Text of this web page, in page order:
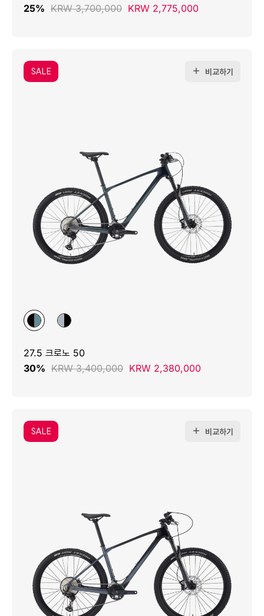
25% KRW 3,700,000 KRW 2,775,000
SALE 비교하기
27.5 크로노 50
30% KRW 3,400,000 KRW 2,380,000
SALE 비교하기